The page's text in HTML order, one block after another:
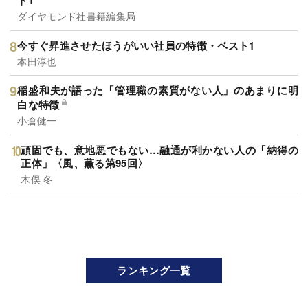
ダイヤモンド社書籍編集局
今すぐ昇進させたほうがいい社員の特徴・ベスト1
本田淳也
稲盛和夫が語った「管理職の素質がない人」のあまりに明
白な特徴
小倉健一
頑固でも、意地悪でもない…融通が利かない人の「納得の
正体」〈風、薫る第95回〉
木俣 冬
ランキング一覧